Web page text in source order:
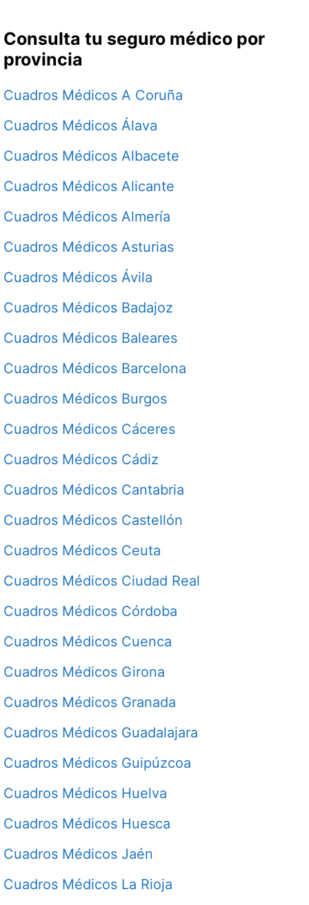
Consulta tu seguro médico por
provincia
Cuadros Médicos A Coruña
Cuadros Médicos Álava
Cuadros Médicos Albacete
Cuadros Médicos Alicante
Cuadros Médicos Almería
Cuadros Médicos Asturias
Cuadros Médicos Ávila
Cuadros Médicos Badajoz
Cuadros Médicos Baleares
Cuadros Médicos Barcelona
Cuadros Médicos Burgos
Cuadros Médicos Cáceres
Cuadros Médicos Cádiz
Cuadros Médicos Cantabria
Cuadros Médicos Castellón
Cuadros Médicos Ceuta
Cuadros Médicos Ciudad Real
Cuadros Médicos Córdoba
Cuadros Médicos Cuenca
Cuadros Médicos Girona
Cuadros Médicos Granada
Cuadros Médicos Guadalajara
Cuadros Médicos Guipúzcoa
Cuadros Médicos Huelva
Cuadros Médicos Huesca
Cuadros Médicos Jaén
Cuadros Médicos La Rioja